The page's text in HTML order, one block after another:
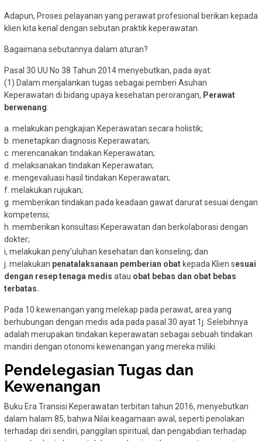
Adapun, Proses pelayanan yang perawat profesional berikan kepada
klien kita kenal dengan sebutan praktik keperawatan.
Bagaimana sebutannya dalam aturan?
Pasal 30 UU No 38 Tahun 2014 menyebutkan, pada ayat:
(1) Dalam menjalankan tugas sebagai pemberi Asuhan
Keperawatan di bidang upaya kesehatan perorangan, Perawat
berwenang:
a. melakukan pengkajian Keperawatan secara holistik;
b. menetapkan diagnosis Keperawatan;
c. merencanakan tindakan Keperawatan;
d. melaksanakan tindakan Keperawatan;
e. mengevaluasi hasil tindakan Keperawatan;
f. melakukan rujukan;
g. memberikan tindakan pada keadaan gawat darurat sesuai dengan
kompetensi;
h. memberikan konsultasi Keperawatan dan berkolaborasi dengan
dokter;
i, melakukan peny’uluhan kesehatan dan konseling; dan
j. melakukan penatalaksanaan pemberian obat kepada Klien sesuai
dengan resep tenaga medis atau obat bebas dan obat bebas
terbatas.
Pada 10 kewenangan yang melekap pada perawat, area yang
berhubungan dengan medis ada pada pasal 30 ayat 1j. Selebihnya
adalah merupakan tindakan keperawatan sebagai sebuah tindakan
mandiri dengan otonomi kewenangan yang mereka miliki.
Pendelegasian Tugas dan
Kewenangan
Buku Era Transisi Keperawatan terbitan tahun 2016, menyebutkan
dalam halam 85, bahwa Nilai keagamaan awal, seperti penolakan
terhadap diri sendiri, panggilan spiritual, dan pengabdian terhadap